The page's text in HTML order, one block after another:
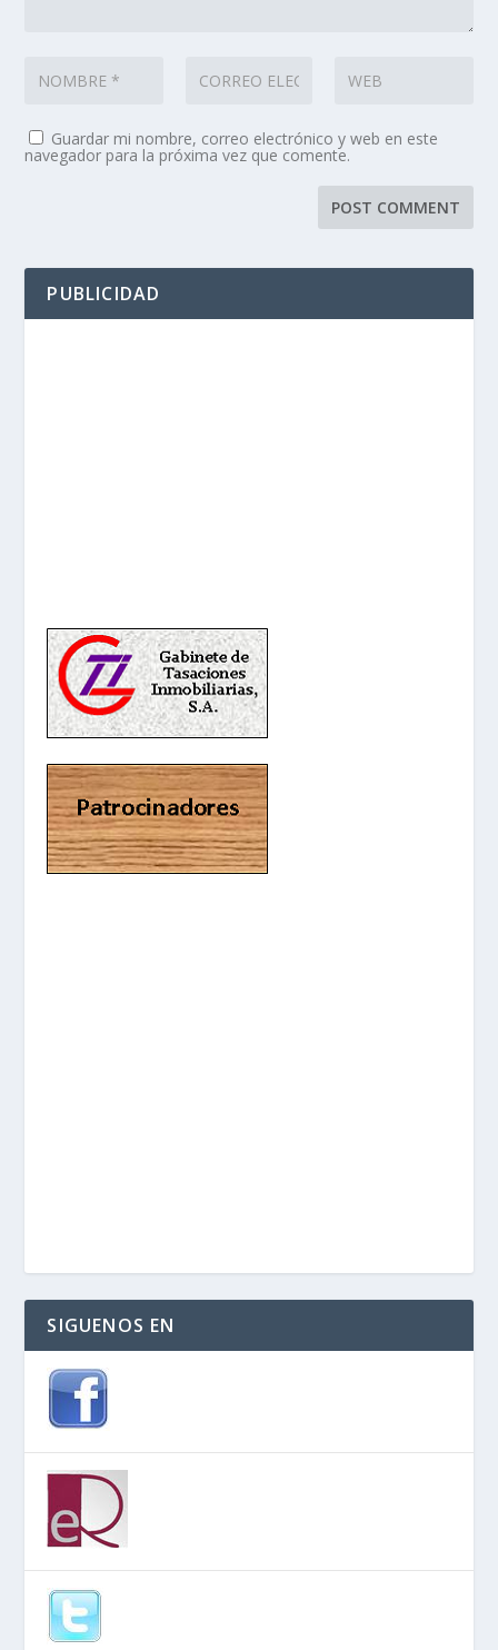
Guardar mi nombre, correo electrónico y web en este
navegador para la próxima vez que comente.
PUBLICIDAD
SIGUENOS EN